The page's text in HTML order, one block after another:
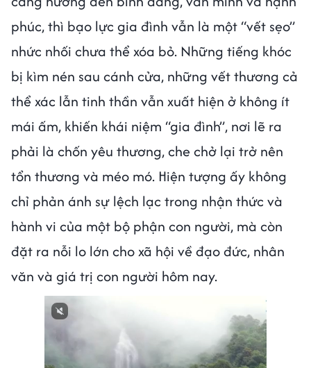
phúc, thì bạo lực gia đình vẫn là một “vết sẹo”
nhức nhối chưa thể xóa bỏ. Những tiếng khóc
bị kìm nén sau cánh cửa, những vết thương cả
thể xác lẫn tinh thần vẫn xuất hiện ở không ít
mái ấm, khiến khái niệm “gia đình”, nơi lẽ ra
phải là chốn yêu thương, che chở lại trở nên
tổn thương và méo mó. Hiện tượng ấy không
chỉ phản ánh sự lệch lạc trong nhận thức và
hành vi của một bộ phận con người, mà còn
đặt ra nỗi lo lớn cho xã hội về đạo đức, nhân
văn và giá trị con người hôm nay.